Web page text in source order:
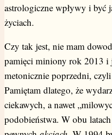
astrologiczne wpływy i być
życiach.
Czy tak jest, nie mam
pamięci miniony rok 2013 i
metonicznie poprzedni,
Pamiętam dlatego, że
ciekawych, a nawet
podobieństwa. W obu